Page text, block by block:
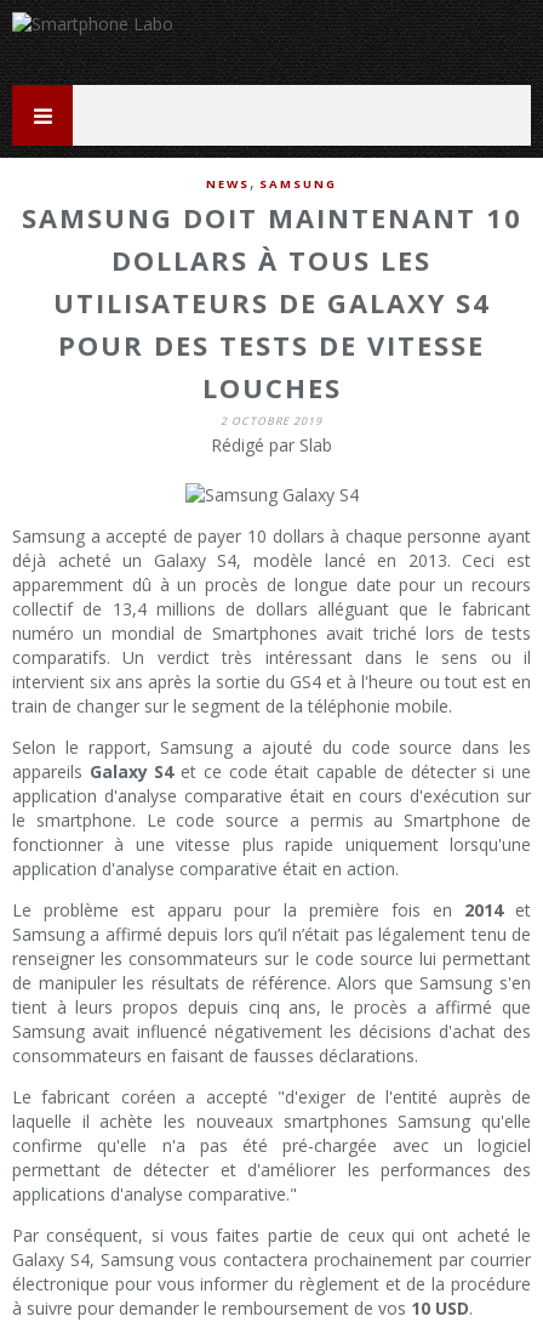
NEWS , SAMSUNG
SAMSUNG DOIT MAINTENANT 10
DOLLARS À TOUS LES
UTILISATEURS DE GALAXY S4
POUR DES TESTS DE VITESSE
LOUCHES
2 OCTOBRE 2019
Rédigé par Slab
Samsung a accepté de payer 10 dollars à chaque personne ayant
déjà acheté un Galaxy S4, modèle lancé en 2013. Ceci est
apparemment dû à un procès de longue date pour un recours
collectif de 13,4 millions de dollars alléguant que le fabricant
numéro un mondial de Smartphones avait triché lors de tests
comparatifs. Un verdict très intéressant dans le sens ou il
intervient six ans après la sortie du GS4 et à l'heure ou tout est en
train de changer sur le segment de la téléphonie mobile.
Selon le rapport, Samsung a ajouté du code source dans les
appareils Galaxy S4et ce code était capable de détecter si une
application d'analyse comparative était en cours d'exécution sur
le smartphone. Le code source a permis au Smartphone de
fonctionner à une vitesse plus rapide uniquement lorsqu'une
application d'analyse comparative était en action.
Le problème est apparu pour la première fois en 2014et
Samsung a affirmé depuis lors qu’il n’était pas légalement tenu de
renseigner les consommateurs sur le code source lui permettant
de manipuler les résultats de référence. Alors que Samsung s'en
tient à leurs propos depuis cinq ans, le procès a affirmé que
Samsung avait influencé négativement les décisions d'achat des
consommateurs en faisant de fausses déclarations.
Le fabricant coréen a accepté "d'exiger de l'entité auprès de
laquelle il achète les nouveaux smartphones Samsung qu'elle
confirme qu'elle n'a pas été pré-chargée avec un logiciel
permettant de détecter et d'améliorer les performances des
applications d'analyse comparative."
Par conséquent, si vous faites partie de ceux qui ont acheté le
Galaxy S4, Samsung vous contactera prochainement par courrier
électronique pour vous informer du règlement et de la procédure
à suivre pour demander le remboursement de vos 10 USD.